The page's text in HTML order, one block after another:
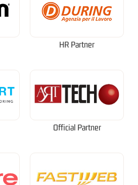
HR Partner
Official Partner